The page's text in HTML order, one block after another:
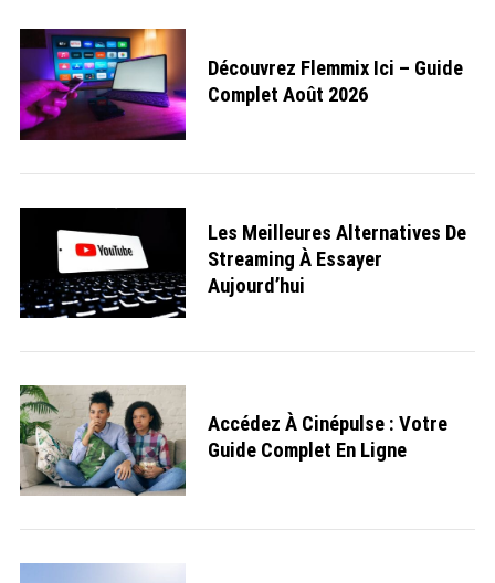
Découvrez Flemmix Ici – Guide
Complet Août 2026
Les Meilleures Alternatives De
Streaming À Essayer
Aujourd’hui
Accédez À Cinépulse : Votre
Guide Complet En Ligne